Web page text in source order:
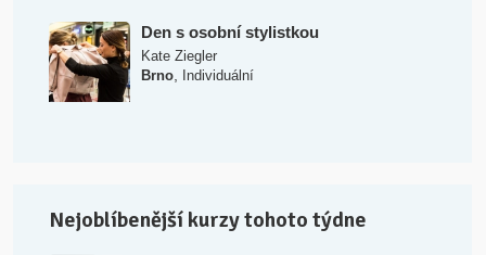
Den s osobní stylistkou
Kate Ziegler
Brno, Individuální
Nejoblíbenější kurzy tohoto týdne